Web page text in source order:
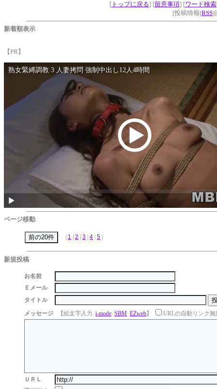
[トップに戻る] [留意事項] [ワード検索
[投稿情報(RSS
新着順表示
【PR】
ページ移動
1 2 3 4 5
新規投稿
お名前
Ｅメール
タイトル
メッセージ
【絵文字入力 i-mode SBM EZweb】 URLの自動リンク無
ＵＲＬ